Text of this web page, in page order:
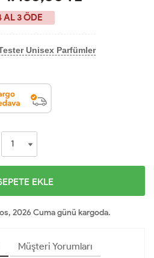
AL 3 ÖDE
Unisex Parfümler
EKLE
2026 Cuma günü kargoda.
Müşteri Yorumları